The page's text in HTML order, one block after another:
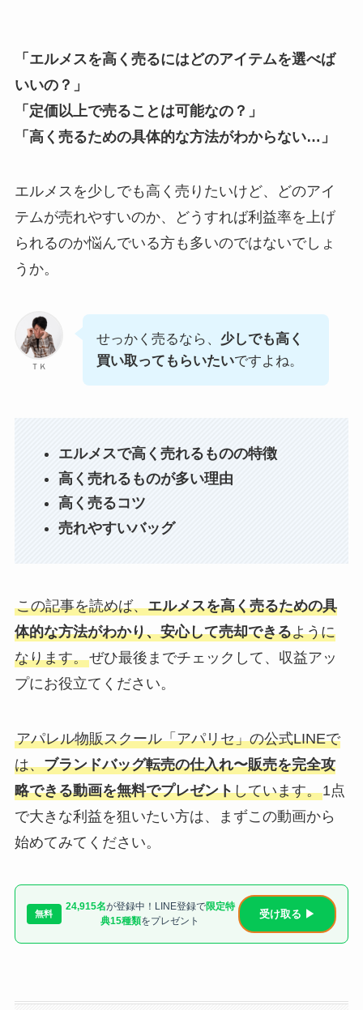
「エルメスを高く売るにはどのアイテムを選べば
いいの？」
「定価以上で売ることは可能なの？」
「高く売るための具体的な方法がわからない…」
エルメスを少しでも高く売りたいけど、どのアイ
テムが売れやすいのか、どうすれば利益率を上げ
られるのか悩んでいる方も多いのではないでしょ
うか。
ＴＫ
せっかく売るなら、 少しでも高く
買い取ってもらいたいですよね。
エルメスで高く売れるものの特徴
高く売れるものが多い理由
高く売るコツ
売れやすいバッグ
この記事を読めば、エルメスを高く売るための具
体的な方法がわかり、安心して売却できるように
なります。ぜひ最後までチェックして、収益アッ
プにお役立てください。
アパレル物販スクール「アパリセ」の公式LINEで
は、ブランドバッグ転売の仕入れ〜販売を完全攻
略できる動画を無料でプレゼントしています。1点
で大きな利益を狙いたい方は、まずこの動画から
始めてみてください。
無料
24,915名が登録中！LINE登録で限定特
典15種類をプレゼント
受け取る ▶